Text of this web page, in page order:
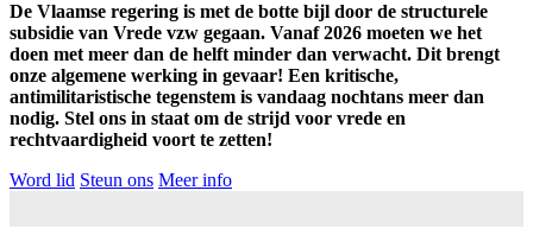
De Vlaamse regering is met de botte bijl door de structurele
subsidie van Vrede vzw gegaan. Vanaf 2026 moeten we het
doen met meer dan de helft minder dan verwacht. Dit brengt
onze algemene werking in gevaar! Een kritische,
antimilitaristische tegenstem is vandaag nochtans meer dan
nodig. Stel ons in staat om de strijd voor vrede en
rechtvaardigheid voort te zetten!
Word lid Steun ons Meer info